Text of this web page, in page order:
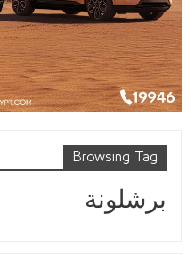
Browsing Tag
برشلونة